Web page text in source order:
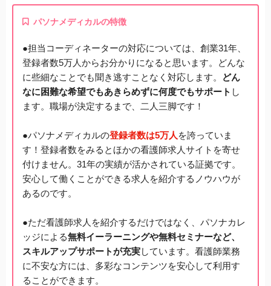
パソナメディカルの特徴
●担当コーディネーターの対応については、創業31年、
登録者数5万人からお分かりになると思います。どんな
に些細なことでも聞き逃すことなく対応します。
どん
なに困難な希望でもあきらめずに何度でもサポート し
ます。職場が決定するまで、二人三脚です！
●パソナメディカルの登録者数は5万人 を誇っていま
す！登録者数をみるとほかの看護師求人サイトを寄せ
付けません。31年の実績が活かされている証拠です。
安心して働くことができる求人を紹介するノウハウが
あるのです。
●ただ看護師求人を紹介するだけではなく、パソナカレ
ッジによる無料イーラーニングや無料セミナーなど、
スキルアップサポートが充実しています。看護師業務
に不安な方には、多彩なコンテンツを安心して利用す
ることができます。